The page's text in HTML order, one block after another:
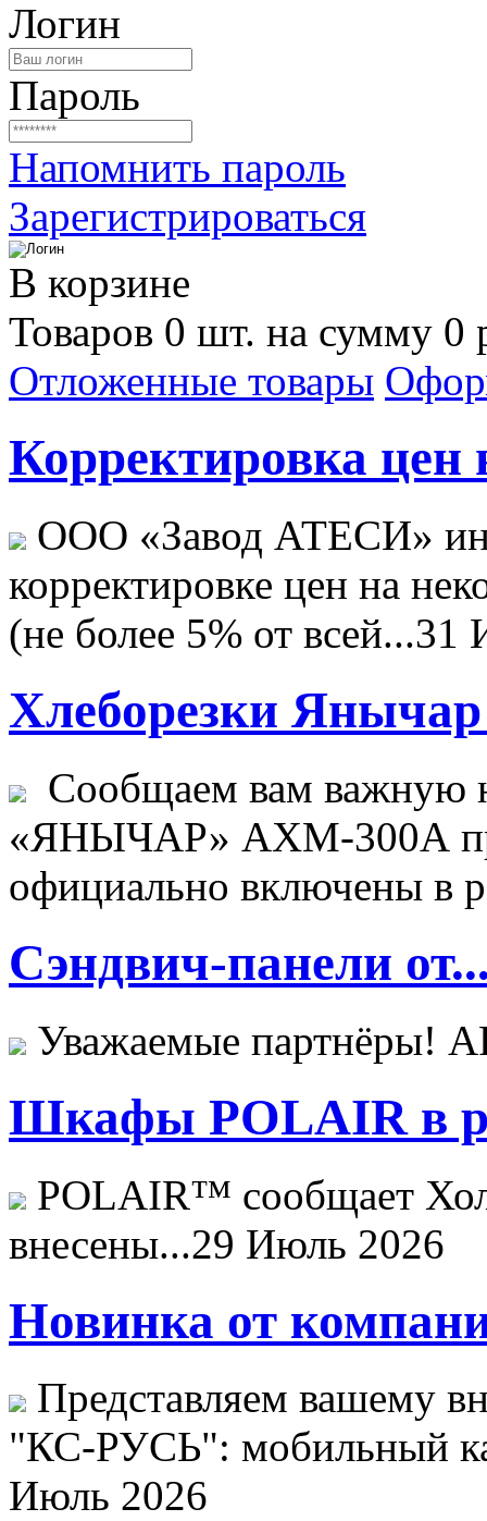
Логин
Пароль
Напомнить пароль
Зарегистрироваться
В корзине
Товаров 0 шт. на сумму 0
Отложенные товары
Корректировка цен
ООО «Завод АТЕСИ»
корректировке цен на
(не более 5% от всей...31
Хлеборезки Янычар
Сообщаем вам важную
«ЯНЫЧАР» АХМ-300А
официально включены в
Сэндвич-панели
Уважаемые
Шкафы POLAIR в
POLAIR™ сообщает
внесены...29 Июль 2026
Новинка от
Представляем вашему
"КС-РУСЬ": мобильный
Июль 2026